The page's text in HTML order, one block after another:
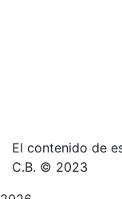
El contenido de
C.B. © 2023